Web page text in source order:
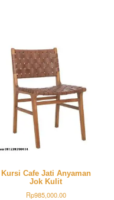
Kursi Cafe Jati Anyaman
Jok Kulit
Rp985,000.00